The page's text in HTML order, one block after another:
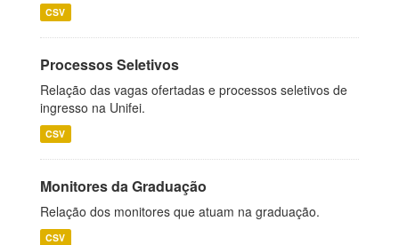
CSV
Processos Seletivos
Relação das vagas ofertadas e processos seletivos de
ingresso na Unifei.
CSV
Monitores da Graduação
Relação dos monitores que atuam na graduação.
CSV